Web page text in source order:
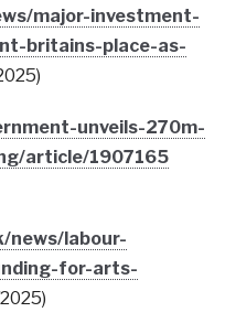
major-investment-
britains-place-as-
unveils-270m-
article/1907165
news/labour-
for-arts-